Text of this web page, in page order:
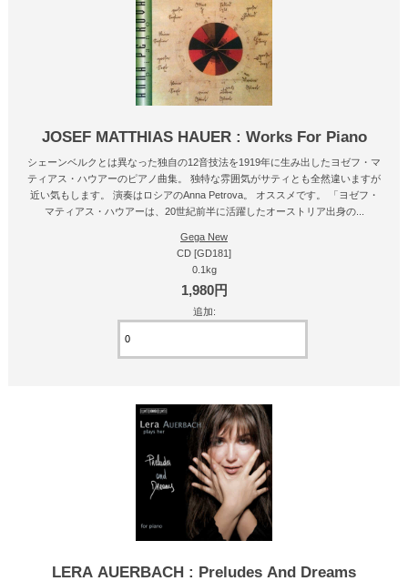
JOSEF MATTHIAS HAUER : Works For Piano
シェーンベルクとは異なった独自の12音技法を1919年に生み出したヨゼフ・マ
ティアス・ハウアーのピアノ曲集。 独特な雰囲気がサティとも全然違いますが
近い気もします。 演奏はロシアのAnna Petrova。 オススメです。 「ヨゼフ・
マティアス・ハウアーは、20世紀前半に活躍したオーストリア出身の...
Gega New
CD [GD181]
0.1kg
1,980円
追加:
LERA AUERBACH : Preludes And Dreams